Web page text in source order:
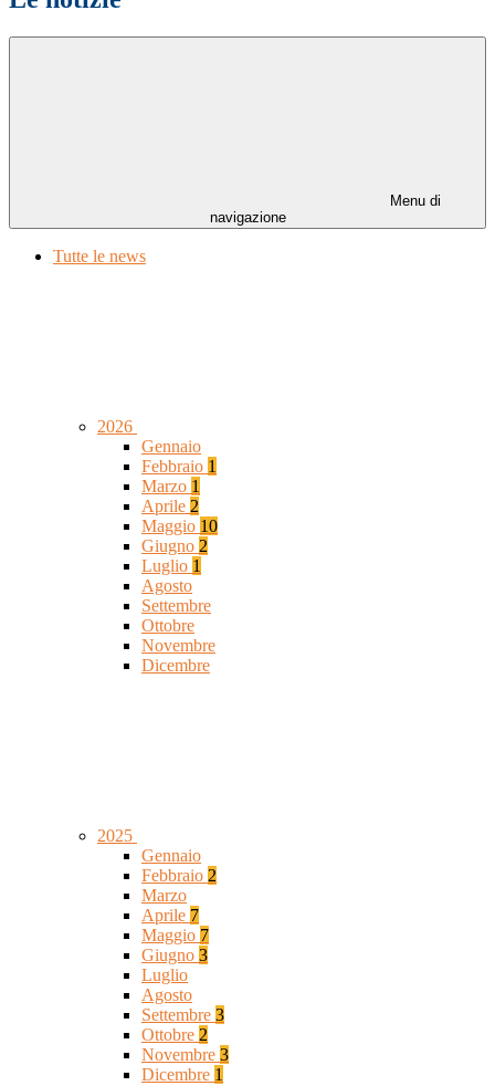
Menu di
navigazione
Tutte le news
2026
Gennaio
Febbraio 1
Marzo 1
Aprile 2
Maggio 10
Giugno 2
Luglio 1
Agosto
Settembre
Ottobre
Novembre
Dicembre
2025
Gennaio
Febbraio 2
Marzo
Aprile 7
Maggio 7
Giugno 3
Luglio
Agosto
Settembre 3
Ottobre 2
Novembre 3
Dicembre 1